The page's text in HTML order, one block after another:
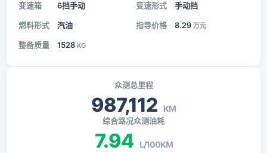
变速箱 6挡手动 变速形式 手动挡
燃料形式 汽油 指导价格 8.29 万元
整备质量 1528 KG
众测总里程
987,112 KM
综合路况众测油耗
7.94 L/100KM